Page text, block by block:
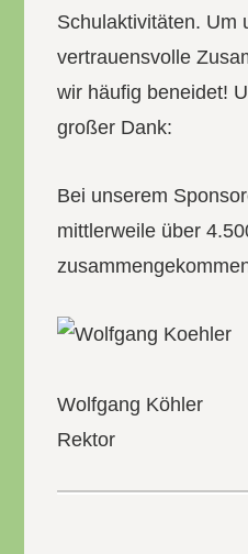
Schulaktivitäten. Um
vertrauensvolle
wir häufig beneidet!
großer Dank:
Bei unserem
mittlerweile über
Wolfgang Köhler
Rektor